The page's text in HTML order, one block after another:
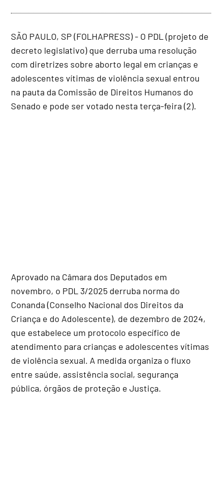
SÃO PAULO, SP (FOLHAPRESS) - O PDL (projeto de
decreto legislativo) que derruba uma resolução
com diretrizes sobre aborto legal em crianças e
adolescentes vítimas de violência sexual entrou
na pauta da Comissão de Direitos Humanos do
Senado e pode ser votado nesta terça-feira (2).
Aprovado na Câmara dos Deputados em
novembro, o PDL 3/2025 derruba norma do
Conanda (Conselho Nacional dos Direitos da
Criança e do Adolescente), de dezembro de 2024,
que estabelece um protocolo específico de
atendimento para crianças e adolescentes vítimas
de violência sexual. A medida organiza o fluxo
entre saúde, assistência social, segurança
pública, órgãos de proteção e Justiça.